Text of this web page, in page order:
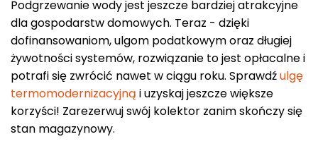
Podgrzewanie wody jest jeszcze bardziej atrakcyjne
dla gospodarstw domowych. Teraz - dzięki
dofinansowaniom, ulgom podatkowym oraz długiej
żywotności systemów, rozwiązanie to jest opłacalne i
potrafi się zwrócić nawet w ciągu roku. Sprawdźulgę
termomodernizacyjną i uzyskaj jeszcze większe
korzyści! Zarezerwuj swój kolektor zanim skończy się
stan magazynowy.